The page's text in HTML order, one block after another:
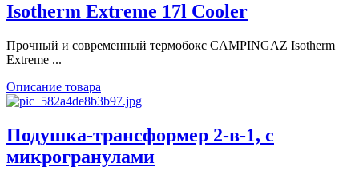
Isotherm Extreme 17l Cooler
Прочный и современный термобокс CAMPINGAZ Isotherm
Extreme ...
Описание товара
Подушка-трансформер 2-в-1, с
микрогранулами